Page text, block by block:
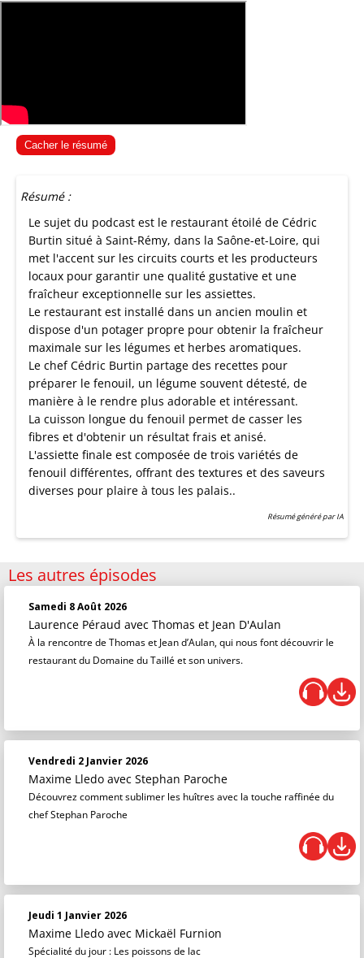
Cacher le résumé
Résumé :
Le sujet du podcast est le restaurant étoilé de Cédric
Burtin situé à Saint-Rémy, dans la Saône-et-Loire, qui
met l'accent sur les circuits courts et les producteurs
locaux pour garantir une qualité gustative et une
fraîcheur exceptionnelle sur les assiettes.
Le restaurant est installé dans un ancien moulin et
dispose d'un potager propre pour obtenir la fraîcheur
maximale sur les légumes et herbes aromatiques.
Le chef Cédric Burtin partage des recettes pour
préparer le fenouil, un légume souvent détesté, de
manière à le rendre plus adorable et intéressant.
La cuisson longue du fenouil permet de casser les
fibres et d'obtenir un résultat frais et anisé.
L'assiette finale est composée de trois variétés de
fenouil différentes, offrant des textures et des saveurs
diverses pour plaire à tous les palais..
Résumé généré par IA
Les autres épisodes
Samedi 8 Août 2026
Laurence Péraud avec Thomas et Jean D'Aulan
À la rencontre de Thomas et Jean d’Aulan, qui nous font découvrir le
restaurant du Domaine du Taillé et son univers.
Vendredi 2 Janvier 2026
Maxime Lledo avec Stephan Paroche
Découvrez comment sublimer les huîtres avec la touche raffinée du
chef Stephan Paroche
Jeudi 1 Janvier 2026
Maxime Lledo avec Mickaël Furnion
Spécialité du jour : Les poissons de lac